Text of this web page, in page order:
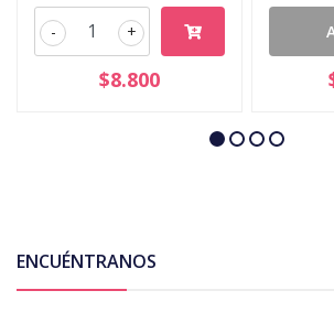
+
-
$8.800
ENCUÉNTRANOS